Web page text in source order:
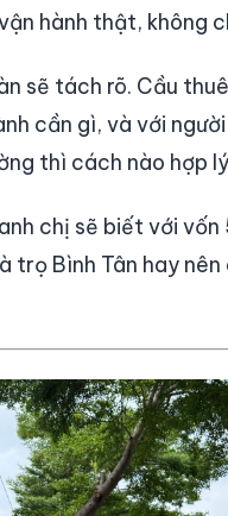
hành thật, không
sẽ tách rõ. Cầu
cần gì, và với người
thì cách nào hợp
chị sẽ biết với vốn
trọ Bình Tân hay